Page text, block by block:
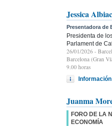
Jessica
Presentadora de
Presidenta de
Parlament de
26/01/2026 -
Barcelona (Gran
9.00 horas
Juanma
FORO DE LA
ECONOMÍA